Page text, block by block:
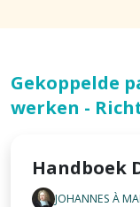
Gekoppelde
werken -
Handboek
JOHANNES À